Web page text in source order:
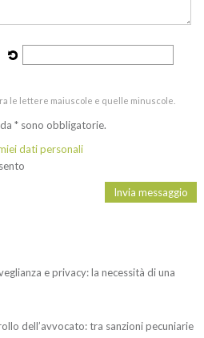
le lettere maiuscole e quelle minuscole.
* sono obbligatorie.
dati personali
e privacy: la necessità di una
dell’avvocato: tra sanzioni pecuniarie